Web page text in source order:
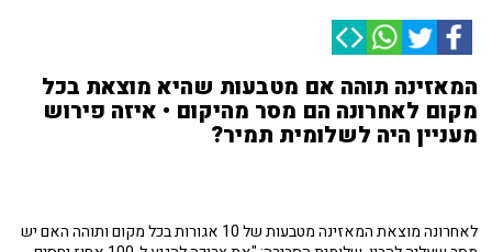
המאזינה תוהה אם מטבעות שהיא מוצאת בכל
מקום לאחרונה הם מסר מהיקום • איזה פירוש
מעניין היה לשלומית תמיר?
לאחרונה מוצאת המאזינה מטבעות של 10 אגורות בכל מקום ותוהה האם יש